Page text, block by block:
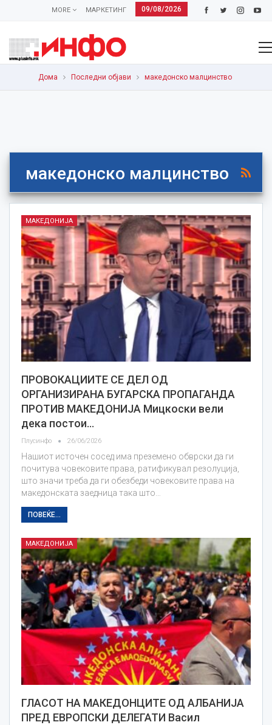
09/08/2026
МАРКЕТИНГ
MORE
Дома Последни објави македонско малцинство
македонско малцинство
МАКЕДОНИЈА
ПРОВОКАЦИИТЕ СЕ ДЕЛ ОД
ОРГАНИЗИРАНА БУГАРСКА ПРОПАГАНДА
ПРОТИВ МАКЕДОНИЈА Мицкоски вели
дека постои…
Плусинфо 26/06/2026
Нашиот источен сосед има преземено обврски да ги
почитува човековите права, ратификувал резолуција,
што значи треба да ги обезбеди човековите права на
македонската заедница така што…
ПОВЕЌЕ...
МАКЕДОНИЈА
ГЛАСОТ НА МАКЕДОНЦИТЕ ОД АЛБАНИЈА
ПРЕД ЕВРОПСКИ ДЕЛЕГАТИ Васил